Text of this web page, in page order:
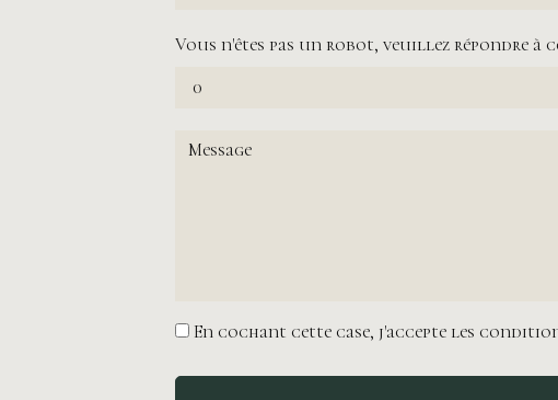
Vous n'êtes pas un robot, veuillez répondre à
En cochant cette case, j'accepte les